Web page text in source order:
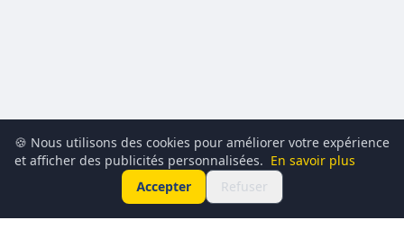
🍪 Nous utilisons des cookies pour améliorer votre expérience
et afficher des publicités personnalisées. En savoir plus
Accepter
Refuser